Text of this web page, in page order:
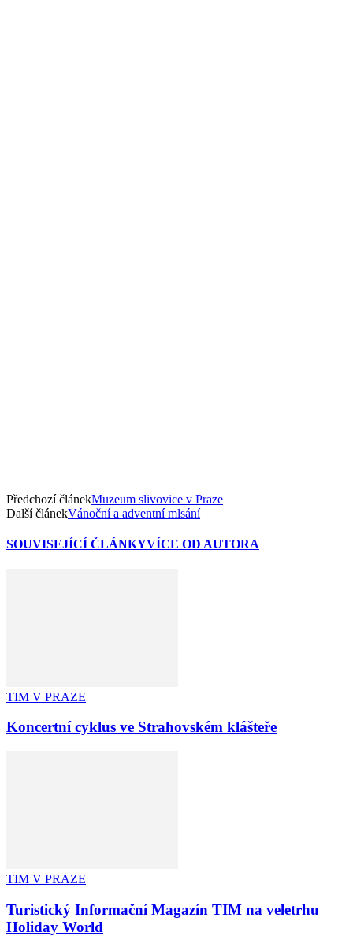
Předchozí článekMuzeum slivovice v Praze
Další článekVánoční a adventní mlsání
SOUVISEJÍCÍ ČLÁNKYVÍCE OD AUTORA
TIM V PRAZE
Koncertní cyklus ve Strahovském klášteře
TIM V PRAZE
Turistický Informační Magazín TIM na veletrhu
Holiday World